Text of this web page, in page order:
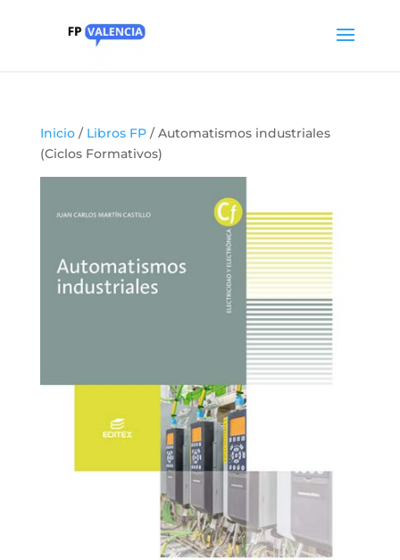
Inicio/ Libros FP/ Automatismos industriales
(Ciclos Formativos)